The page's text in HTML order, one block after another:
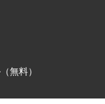
無料）